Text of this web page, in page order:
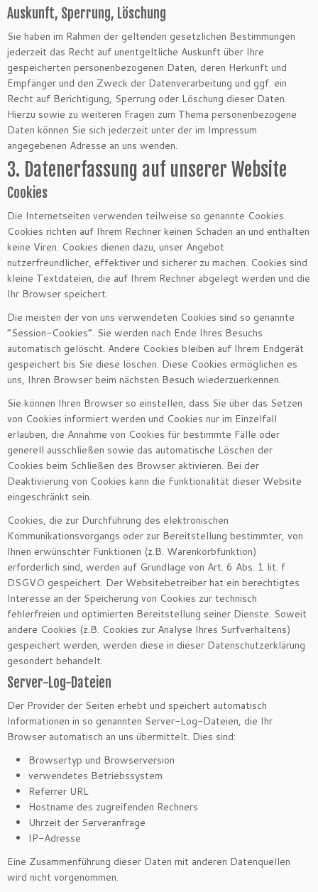
Auskunft, Sperrung, Löschung
Sie haben im Rahmen der geltenden gesetzlichen Bestimmungen
jederzeit das Recht auf unentgeltliche Auskunft über Ihre
gespeicherten personenbezogenen Daten, deren Herkunft und
Empfänger und den Zweck der Datenverarbeitung und ggf. ein
Recht auf Berichtigung, Sperrung oder Löschung dieser Daten.
Hierzu sowie zu weiteren Fragen zum Thema personenbezogene
Daten können Sie sich jederzeit unter der im Impressum
angegebenen Adresse an uns wenden.
3. Datenerfassung auf unserer Website
Cookies
Die Internetseiten verwenden teilweise so genannte Cookies.
Cookies richten auf Ihrem Rechner keinen Schaden an und enthalten
keine Viren. Cookies dienen dazu, unser Angebot
nutzerfreundlicher, effektiver und sicherer zu machen. Cookies sind
kleine Textdateien, die auf Ihrem Rechner abgelegt werden und die
Ihr Browser speichert.
Die meisten der von uns verwendeten Cookies sind so genannte
“Session-Cookies”. Sie werden nach Ende Ihres Besuchs
automatisch gelöscht. Andere Cookies bleiben auf Ihrem Endgerät
gespeichert bis Sie diese löschen. Diese Cookies ermöglichen es
uns, Ihren Browser beim nächsten Besuch wiederzuerkennen.
Sie können Ihren Browser so einstellen, dass Sie über das Setzen
von Cookies informiert werden und Cookies nur im Einzelfall
erlauben, die Annahme von Cookies für bestimmte Fälle oder
generell ausschließen sowie das automatische Löschen der
Cookies beim Schließen des Browser aktivieren. Bei der
Deaktivierung von Cookies kann die Funktionalität dieser Website
eingeschränkt sein.
Cookies, die zur Durchführung des elektronischen
Kommunikationsvorgangs oder zur Bereitstellung bestimmter, von
Ihnen erwünschter Funktionen (z.B. Warenkorbfunktion)
erforderlich sind, werden auf Grundlage von Art. 6 Abs. 1 lit. f
DSGVO gespeichert. Der Websitebetreiber hat ein berechtigtes
Interesse an der Speicherung von Cookies zur technisch
fehlerfreien und optimierten Bereitstellung seiner Dienste. Soweit
andere Cookies (z.B. Cookies zur Analyse Ihres Surfverhaltens)
gespeichert werden, werden diese in dieser Datenschutzerklärung
gesondert behandelt.
Server-Log-Dateien
Der Provider der Seiten erhebt und speichert automatisch
Informationen in so genannten Server-Log-Dateien, die Ihr
Browser automatisch an uns übermittelt. Dies sind:
Browsertyp und Browserversion
verwendetes Betriebssystem
Referrer URL
Hostname des zugreifenden Rechners
Uhrzeit der Serveranfrage
IP-Adresse
Eine Zusammenführung dieser Daten mit anderen Datenquellen
wird nicht vorgenommen.